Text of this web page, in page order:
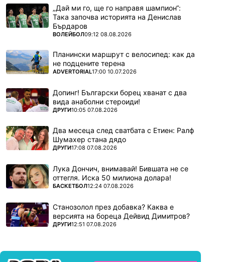
„Дай ми го, ще го направя шампион“:
Така започва историята на Денислав
Бърдаров
ПОВЕЧЕ ОТ
ВОЛЕЙБОЛ09:12 08.08.2026
Планински маршрут с велосипед: как да
не подцените терена
ПОВЕЧЕ ОТ
ADVERTORIAL17:00 10.07.2026
Допинг! Български борец хванат с два
вида анаболни стероиди!
ПОВЕЧЕ ОТ
ДРУГИ10:05 07.08.2026
Два месеца след сватбата с Етиен: Ралф
Шумахер стана дядо
ПОВЕЧЕ ОТ
ДРУГИ17:08 07.08.2026
Лука Дончич, внимавай! Бившата не се
оттегля. Иска 50 милиона долара!
ПОВЕЧЕ ОТ
БАСКЕТБОЛ12:24 07.08.2026
Станозолол през добавка? Каква е
версията на бореца Дейвид Димитров?
ПОВЕЧЕ ОТ
ДРУГИ12:51 07.08.2026